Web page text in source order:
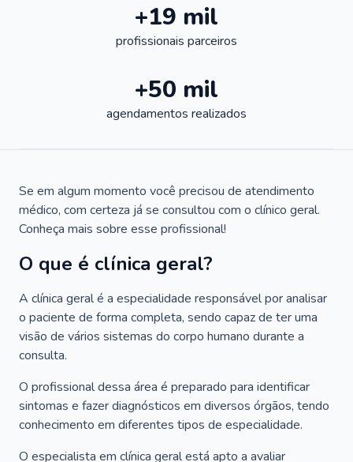
+19 mil
profissionais parceiros
+50 mil
agendamentos realizados
Se em algum momento você precisou de atendimento
médico, com certeza já se consultou com o clínico geral.
Conheça mais sobre esse profissional!
O que é clínica geral?
A clínica geral é a especialidade responsável por analisar
o paciente de forma completa, sendo capaz de ter uma
visão de vários sistemas do corpo humano durante a
consulta.
O profissional dessa área é preparado para identificar
sintomas e fazer diagnósticos em diversos órgãos, tendo
conhecimento em diferentes tipos de especialidade.
O especialista em clínica geral está apto a avaliar